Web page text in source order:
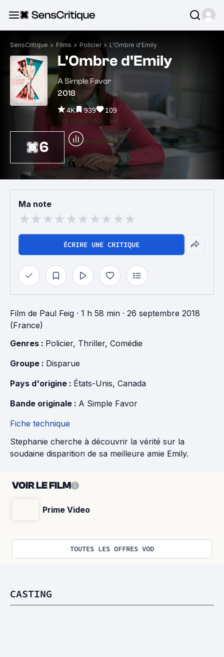
SensCritique > Films > Policier > L'Ombre d'Emily
L'Ombre d'Emily
A Simple Favor
2018
4K 939 109
6
Ma note
ÉCRIRE UNE CRITIQUE
Film de Paul Feig · 1 h 58 min · 26 septembre 2018
(France)
Genres : Policier, Thriller, Comédie
Groupe : Disparue
Pays d'origine : États-Unis, Canada
Bande originale : A Simple Favor
Fiche technique
Stephanie cherche à découvrir la vérité sur la
soudaine disparition de sa meilleure amie Emily.
VOIR LE FILM
Prime Video
TOUTES LES OFFRES VOD
CASTING